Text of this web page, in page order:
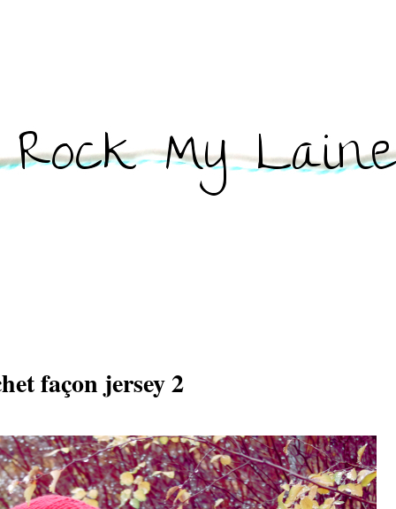
façon jersey 2